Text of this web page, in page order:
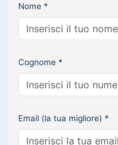
Nome *
Cognome *
Email (la tua migliore) *